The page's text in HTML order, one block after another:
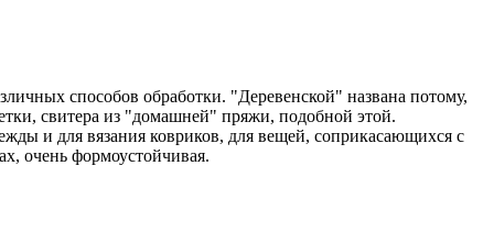
способов обработки. "Деревенской" названа потому,
свитера из "домашней" пряжи, подобной этой.
и для вязания ковриков, для вещей, соприкасающихся с
очень формоустойчивая.